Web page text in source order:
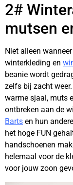
2#
mutsen
Niet alleen
winterkleding en
beanie wordt
zelfs bij zacht
warme sjaal, muts
ontbreken aan de
Barts en hun
het hoge FUN
handschoenen
helemaal voor de
voor jouw zoon